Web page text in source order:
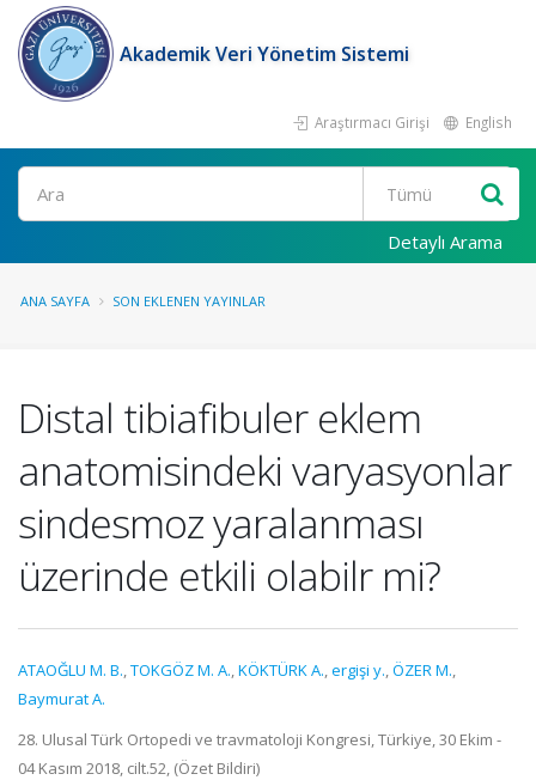
Akademik Veri Yönetim Sistemi
Araştırmacı Girişi English
Ara
Detaylı Arama
ANA SAYFA SON EKLENEN YAYINLAR
Distal tibiafibuler eklem
anatomisindeki varyasyonlar
sindesmoz yaralanması
üzerinde etkili olabilr mi?
ATAOĞLU M. B.,TOKGÖZ M. A.,KÖKTÜRK A.,ergişi y.,ÖZER M.,
Baymurat A.
28. Ulusal Türk Ortopedi ve travmatoloji Kongresi, Türkiye, 30 Ekim -
04 Kasım 2018, cilt.52, (Özet Bildiri)